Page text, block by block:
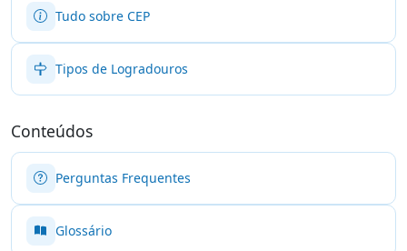
Tudo sobre CEP
Tipos de Logradouros
Conteúdos
Perguntas Frequentes
Glossário